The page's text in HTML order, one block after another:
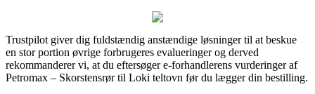
Trustpilot giver dig fuldstændig anstændige løsninger til at beskue
en stor portion øvrige forbrugeres evalueringer og derved
rekommanderer vi, at du eftersøger e-forhandlerens vurderinger af
Petromax – Skorstensrør til Loki teltovn før du lægger din bestilling.